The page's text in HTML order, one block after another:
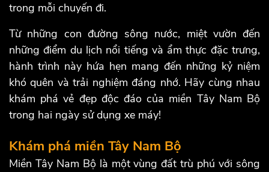
trong mỗi chuyến đi.
Từ những con đường sông nước, miệt vườn đến
những điểm du lịch nổi tiếng và ẩm thực đặc trưng,
hành trình này hứa hẹn mang đến những kỷ niệm
khó quên và trải nghiệm đáng nhớ. Hãy cùng nhau
khám phá vẻ đẹp độc đáo của miền Tây Nam Bộ
trong hai ngày sử dụng xe máy!
Khám phá miền Tây Nam Bộ
Miền Tây Nam Bộ là một vùng đất trù phú với sông